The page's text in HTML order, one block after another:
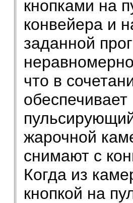
кнопками на
конвейера и
заданной
что в
жарочной
снимают с
Когда из
кнопкой на